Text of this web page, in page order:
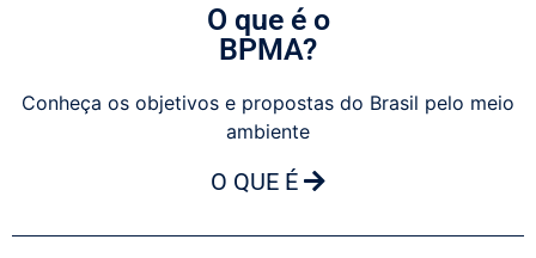
O que é o
BPMA?
Conheça os objetivos e propostas do Brasil pelo meio
ambiente
O QUE É